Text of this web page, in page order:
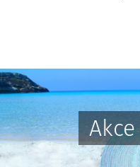
Akce